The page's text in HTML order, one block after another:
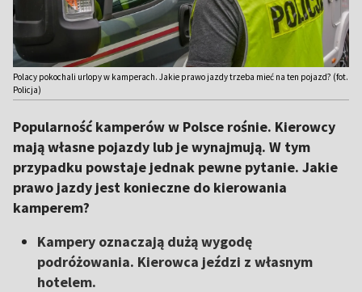
Polacy pokochali urlopy w kamperach. Jakie prawo jazdy trzeba mieć na ten pojazd? (fot.
Policja)
Popularność kamperów w Polsce rośnie. Kierowcy
mają własne pojazdy lub je wynajmują. W tym
przypadku powstaje jednak pewne pytanie. Jakie
prawo jazdy jest konieczne do kierowania
kamperem?
Kampery oznaczają dużą wygodę
podróżowania. Kierowca jeździ z własnym
hotelem.